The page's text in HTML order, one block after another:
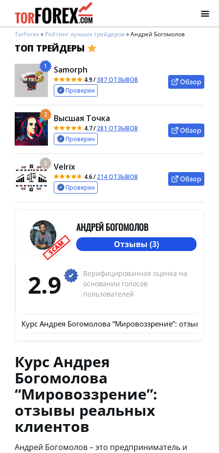
TorForex» Рейтинг лучших трейдеров»Андрей Богомолов
ТОП ТРЕЙДЕРЫ
1 Samorph
4.9/387 ОТЗЫВОВ
Проверен
Обзор
2 Высшая Точка
4.7/281 ОТЗЫВОВ
Проверен
Обзор
3 Velrix
4.6/214 ОТЗЫВОВ
Проверен
Обзор
SCAM
АНДРЕЙ БОГОМОЛОВ
Отзывы (3)
2.9
Верифицированная оценка на
основании голосов
пользователей
Курс Андрея Богомолова “Мировоззрение”: отзывы
Курс Андрея
Богомолова
“Мировоззрение”:
отзывы реальных
клиентов
Андрей Богомолов – это предприниматель и